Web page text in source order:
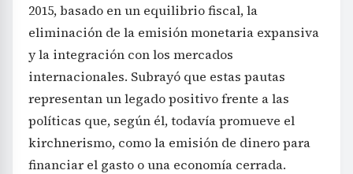
2015, basado en un equilibrio fiscal, la
eliminación de la emisión monetaria expansiva
y la integración con los mercados
internacionales. Subrayó que estas pautas
representan un legado positivo frente a las
políticas que, según él, todavía promueve el
kirchnerismo, como la emisión de dinero para
financiar el gasto o una economía cerrada.